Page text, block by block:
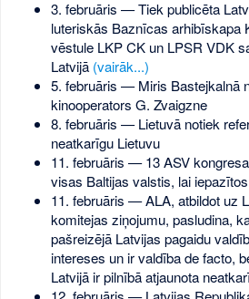
3. februāris — Tiek publicēta
luteriskās Baznīcas arhibīskapa
vēstule LKP CK un LPSR VDK
Latvijā (vairāk...)
5. februāris — Miris Bastejkalnā
kinooperators G. Zvaigzne
8. februāris — Lietuvā notiek
neatkarīgu Lietuvu
11. februāris — 13 ASV
visas Baltijas valstis, lai
11. februāris — ALA, atbildot uz
komitejas ziņojumu, pasludina,
pašreizējā Latvijas pagaidu
intereses un ir valdība de facto,
Latvijā ir pilnībā atjaunota